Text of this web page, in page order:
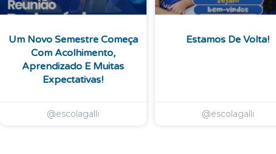
Um Novo Semestre Começa
Com Acolhimento,
Aprendizado E Muitas
Expectativas!
@escolagalli
Estamos De Volta!
@escolagalli